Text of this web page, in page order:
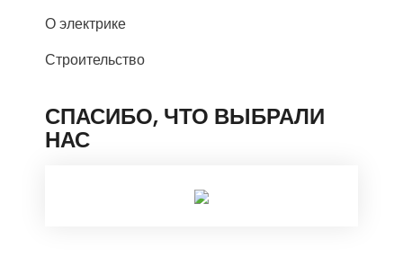
О электрике
Строительство
СПАСИБО, ЧТО ВЫБРАЛИ
НАС